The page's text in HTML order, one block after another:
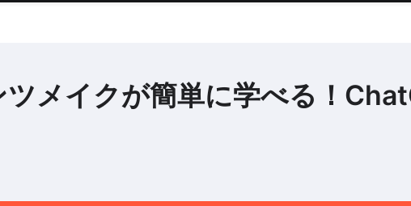
メイクが簡単に学べる！